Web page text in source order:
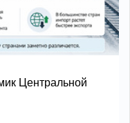
Центральной